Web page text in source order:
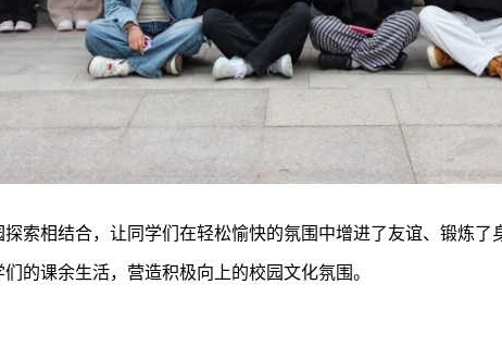
索相结合，让同学们在轻松愉快的氛围中增进了友谊、锻炼
的课余生活，营造积极向上的校园文化氛围。